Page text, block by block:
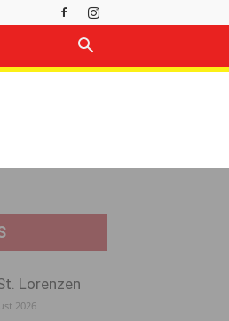
Lorenzen
2026